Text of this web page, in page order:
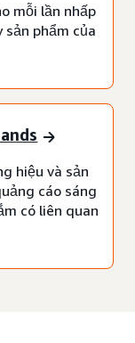
mỗi lần nhấp
phẩm của
hiệu và sản
cáo sáng
có liên quan